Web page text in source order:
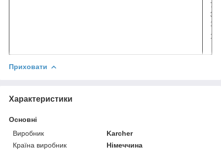
7
3
1
1
Приховати
Характеристики
Основні
Виробник
Karcher
Країна виробник
Німеччина